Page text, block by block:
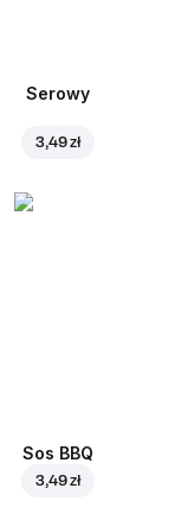
Serowy
3,49 zł
Sos BBQ
3,49 zł